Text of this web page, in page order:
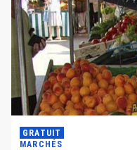
MARCHÉS
GRATUIT